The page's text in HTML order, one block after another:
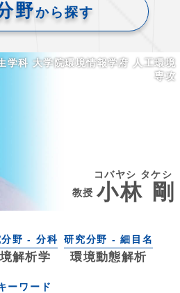
野から探す
学科 大学院環境情報学府 人工環境
専攻
教授 小林 剛
コバヤシ タケシ
分野 - 分科
解析学
研究分野 - 細目名
環境動態解析
ーワード